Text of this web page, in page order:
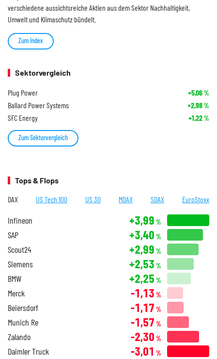
verschiedene aussichtsreiche Aktien aus dem Sektor Nachhaltigkeit,
Umwelt und Klimaschutz bündelt.
Zum Index
Sektorvergleich
Plug Power +5,06%
Ballard Power Systems +2,98%
SFC Energy +1,22%
Zum Sektorvergleich
Tops & Flops
DAX US Tech 100 US 30 MDAX SDAX EuroStoxx
Infineon +3,99 %
SAP +3,40 %
Scout24 +2,99 %
Siemens +2,53 %
BMW +2,25 %
Merck -1,13 %
Beiersdorf -1,17 %
Munich Re -1,57 %
Zalando -2,30 %
Daimler Truck -3,01 %